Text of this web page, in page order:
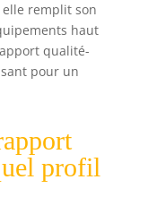
remplit son
haut
qualité-
pour un
profil